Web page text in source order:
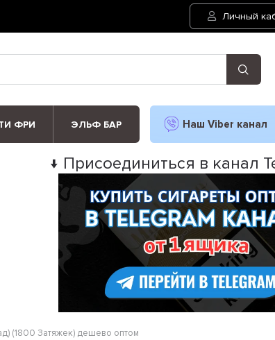
Личный
ФРИ ЭЛЬФ БАР Наш Viber канал
↓ Присоединиться в канал
(1800 Затяжек) дешево оптом